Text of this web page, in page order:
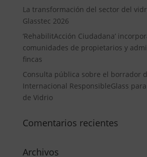
La transformación del sector del
Glasstec 2026
‘RehabilitAcción Ciudadana’
comunidades de propietarios y
fincas
Consulta pública sobre el borrador
Internacional ResponsibleGlass
de Vidrio
Comentarios recientes
Archivos